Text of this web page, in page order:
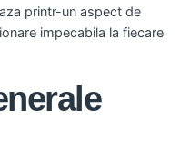
printr-un aspect de
impecabila la fiecare